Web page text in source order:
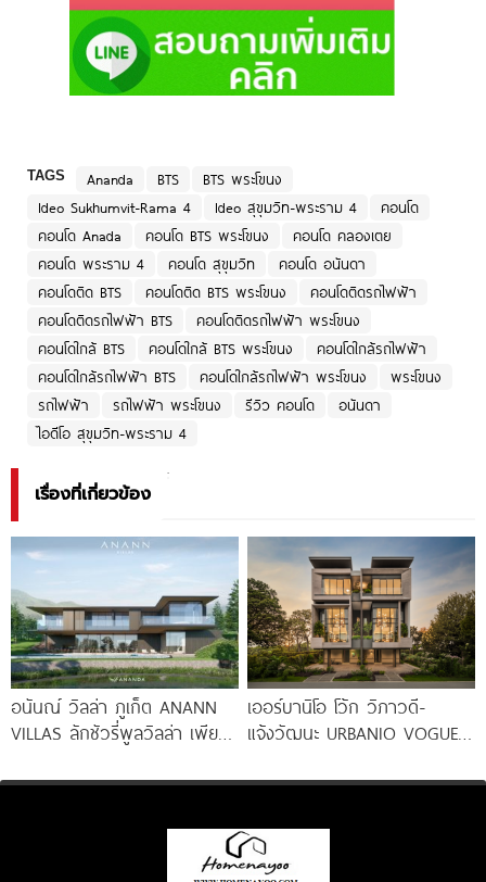
TAGS Ananda BTS
BTS พระโขนง
Ideo Sukhumvit-Rama 4
Ideo สุขุมวิท-พระราม 4
คอนโด
คอนโด Anada
คอนโด BTS พระโขนง
คอนโด คลองเตย
คอนโด พระราม 4
คอนโด สุขุมวิท
คอนโด อนันดา
คอนโดติด BTS
คอนโดติด BTS พระโขนง
คอนโดติดรถไฟฟ้า
คอนโดติดรถไฟฟ้า BTS
คอนโดติดรถไฟฟ้า พระโขนง
คอนโดใกล้ BTS
คอนโดใกล้ BTS พระโขนง
คอนโดใกล้รถไฟฟ้า
คอนโดใกล้รถไฟฟ้า BTS
คอนโดใกล้รถไฟฟ้า พระโขนง
พระโขนง
รถไฟฟ้า
รถไฟฟ้า พระโขนง รีวิว คอนโด
อนันดา
ไอดีโอ สุขุมวิท-พระราม 4
เรื่องที่เกี่ยวข้อง
อนันณ์ วิลล่า ภูเก็ต ANANN
VILLAS ลักชัวรี่พูลวิลล่า เพียง
เออร์บานิโอ โว้ก วิภาวดี-
แจ้งวัฒนะ URBANIO VOGUE
วิลล่าหรูพร้อมลิฟต์ บนทำเล